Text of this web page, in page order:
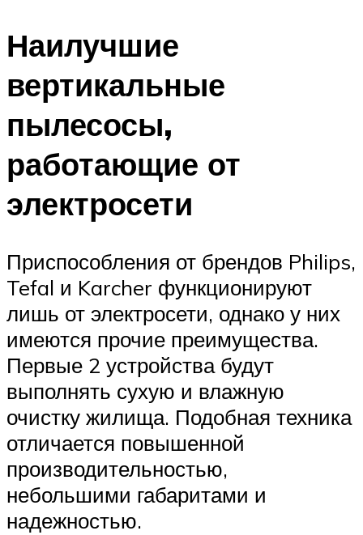
Наилучшие
вертикальные
пылесосы,
работающие от
электросети
Приспособления от брендов Philips,
Tefal и Karcher функционируют
лишь от электросети, однако у них
имеются прочие преимущества.
Первые 2 устройства будут
выполнять сухую и влажную
очистку жилища. Подобная техника
отличается повышенной
производительностью,
небольшими габаритами и
надежностью.